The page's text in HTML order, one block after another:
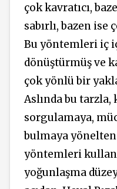
çok kavratıcı,
sabırlı, bazen ise
Bu yöntemleri iç
dönüştürmüş ve
çok yönlü bir
Aslında bu
sorgulamaya,
bulmaya
yöntemleri
yoğunlaşma